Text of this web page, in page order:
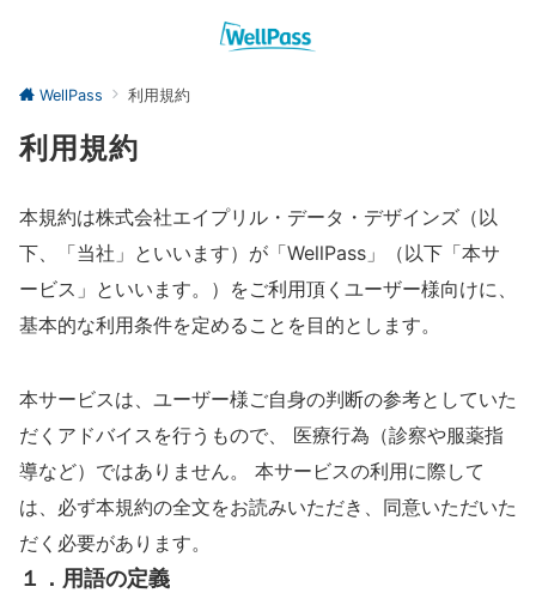
WellPass 利用規約
利用規約
本規約は株式会社エイプリル・データ・デザインズ（以
下、「当社」といいます）が「WellPass」（以下「本サ
ービス」といいます。）をご利用頂くユーザー様向けに、
基本的な利用条件を定めることを目的とします。
本サービスは、ユーザー様ご自身の判断の参考としていた
だくアドバイスを行うもので、 医療行為（診察や服薬指
導など）ではありません。 本サービスの利用に際して
は、必ず本規約の全文をお読みいただき、同意いただいた
だく必要があります。
１．用語の定義